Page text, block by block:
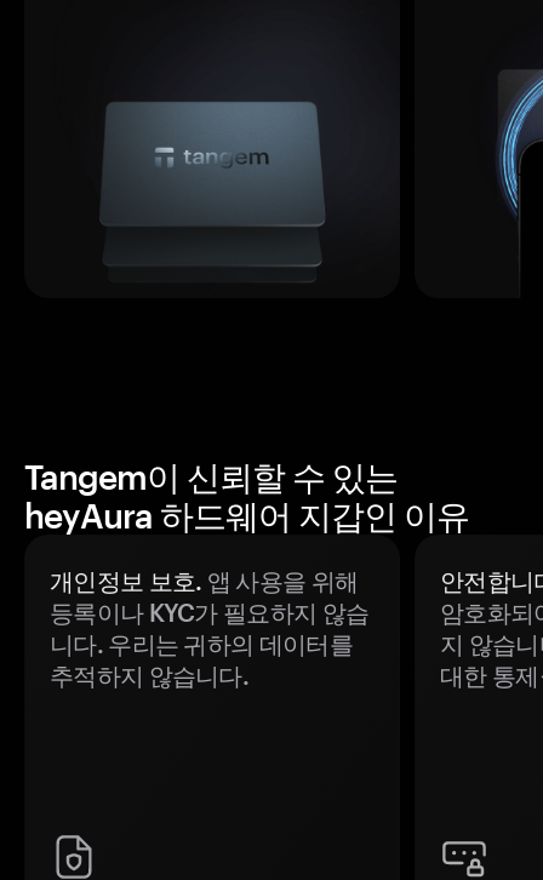
Tangem이 신뢰할 수 있는
heyAura 하드웨어 지갑인 이유
개인정보 보호. 앱 사용을 위해
등록이나 KYC가 필요하지 않습
니다. 우리는 귀하의 데이터를
추적하지 않습니다.
안전합니
암호화되
지 않습
대한 통